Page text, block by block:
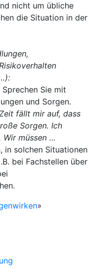
nicht um übliche
die Situation in der
Sie mit
und Sorgen.
fällt mir auf, dass
Sorgen. Ich
müssen …
in solchen Situationen
bei Fachstellen über
»